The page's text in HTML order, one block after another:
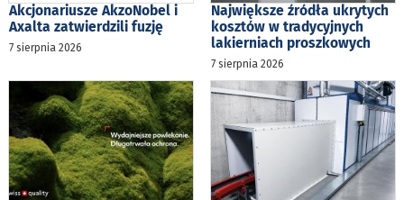
Akcjonariusze AkzoNobel i
Axalta zatwierdzili fuzję
7 sierpnia 2026
Największe źródła ukrytych
kosztów w tradycyjnych
lakierniach proszkowych
7 sierpnia 2026